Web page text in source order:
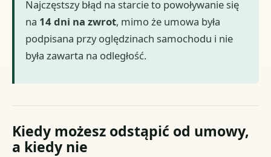
Najczęstszy błąd na starcie to powoływanie się
na 14 dni na zwrot, mimo że umowa była
podpisana przy oględzinach samochodu i nie
była zawarta na odległość.
Kiedy możesz odstąpić od umowy,
a kiedy nie